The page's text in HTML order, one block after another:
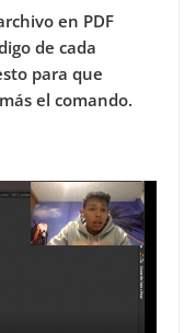
en PDF
de cada
para que
el comando.